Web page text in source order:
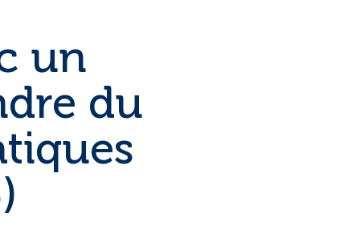
rejoindre
impact
un
du